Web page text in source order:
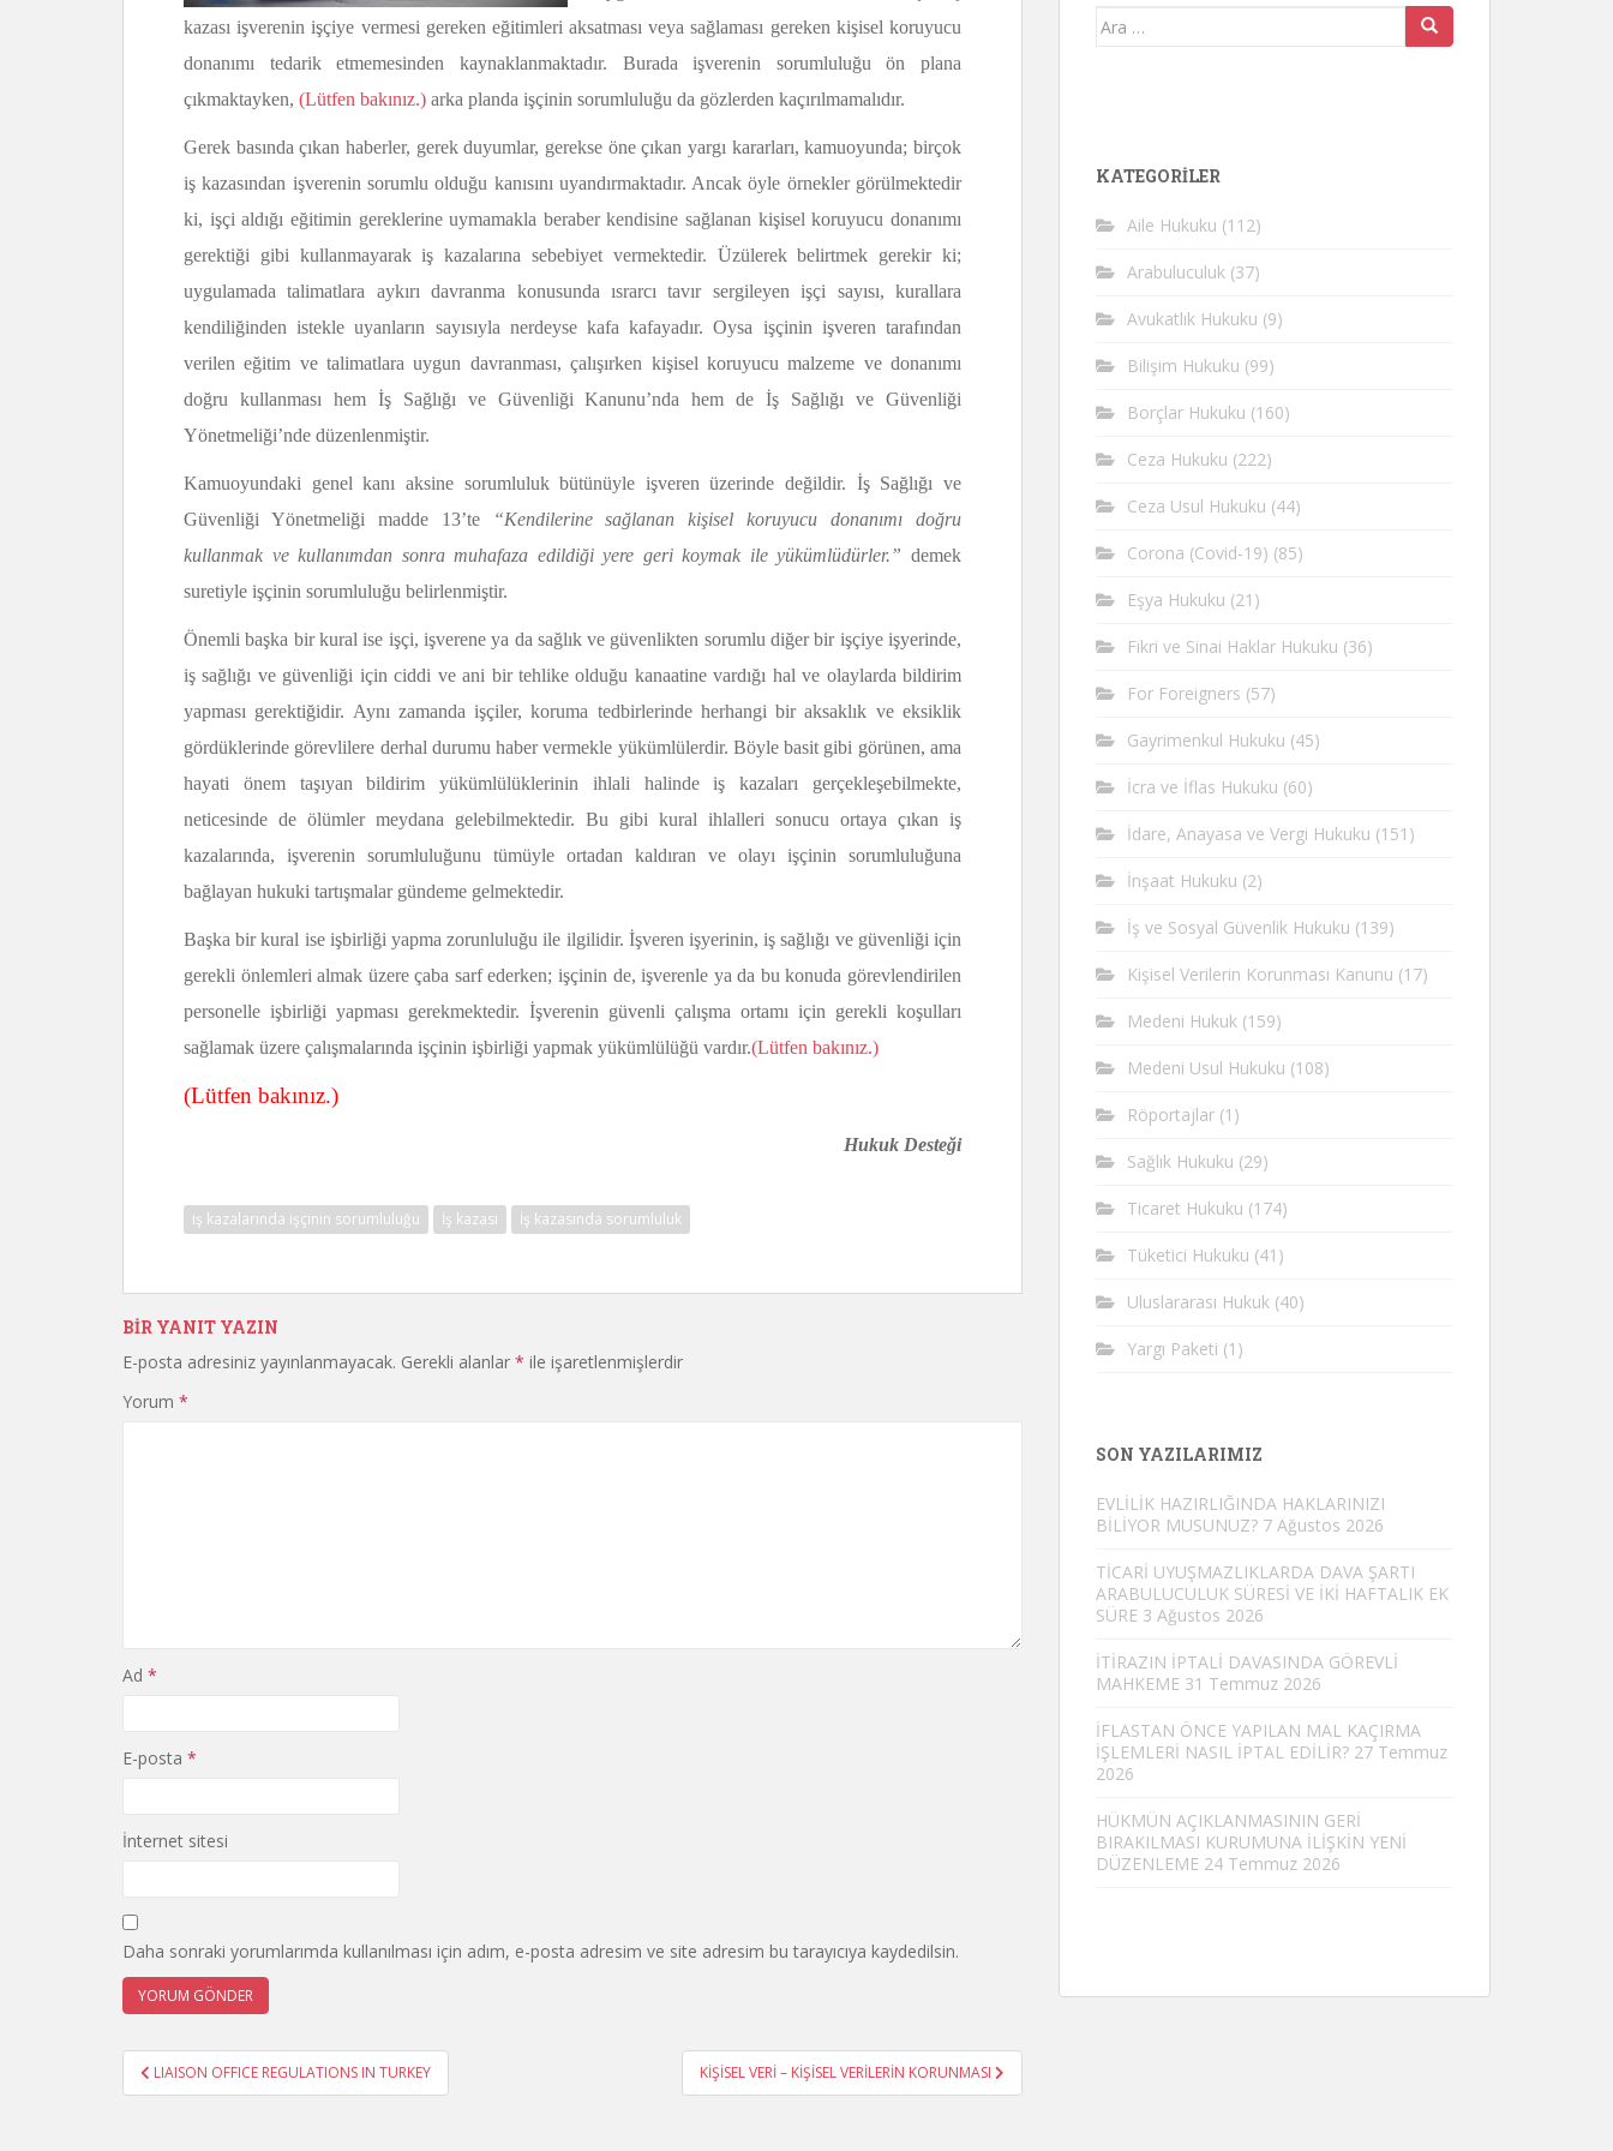
kazası işverenin işçiye vermesi gereken eğitimleri aksatması veya sağlaması gereken kişisel koruyucu
donanımı tedarik etmemesinden kaynaklanmaktadır. Burada işverenin sorumluluğu ön plana
çıkmaktayken, (Lütfen bakınız.) arka planda işçinin sorumluluğu da gözlerden kaçırılmamalıdır.
Gerek basında çıkan haberler, gerek duyumlar, gerekse öne çıkan yargı kararları, kamuoyunda; birçok
iş kazasından işverenin sorumlu olduğu kanısını uyandırmaktadır. Ancak öyle örnekler görülmektedir
ki, işçi aldığı eğitimin gereklerine uymamakla beraber kendisine sağlanan kişisel koruyucu donanımı
gerektiği gibi kullanmayarak iş kazalarına sebebiyet vermektedir. Üzülerek belirtmek gerekir ki;
uygulamada talimatlara aykırı davranma konusunda ısrarcı tavır sergileyen işçi sayısı, kurallara
kendiliğinden istekle uyanların sayısıyla nerdeyse kafa kafayadır. Oysa işçinin işveren tarafından
verilen eğitim ve talimatlara uygun davranması, çalışırken kişisel koruyucu malzeme ve donanımı
doğru kullanması hem İş Sağlığı ve Güvenliği Kanunu’nda hem de İş Sağlığı ve Güvenliği
Yönetmeliği’nde düzenlenmiştir.
Kamuoyundaki genel kanı aksine sorumluluk bütünüyle işveren üzerinde değildir. İş Sağlığı ve
Güvenliği Yönetmeliği madde 13’te
“Kendilerine sağlanan kişisel koruyucu donanımı doğru
kullanmak ve kullanımdan sonra muhafaza edildiği yere geri koymak ile yükümlüdürler.” demek
suretiyle işçinin sorumluluğu belirlenmiştir.
Önemli başka bir kural ise işçi, işverene ya da sağlık ve güvenlikten sorumlu diğer bir işçiye işyerinde,
iş sağlığı ve güvenliği için ciddi ve ani bir tehlike olduğu kanaatine vardığı hal ve olaylarda bildirim
yapması gerektiğidir. Aynı zamanda işçiler, koruma tedbirlerinde herhangi bir aksaklık ve eksiklik
gördüklerinde görevlilere derhal durumu haber vermekle yükümlülerdir. Böyle basit gibi görünen, ama
hayati önem taşıyan bildirim yükümlülüklerinin ihlali halinde iş kazaları gerçekleşebilmekte,
neticesinde de ölümler meydana gelebilmektedir. Bu gibi kural ihlalleri sonucu ortaya çıkan iş
kazalarında, işverenin sorumluluğunu tümüyle ortadan kaldıran ve olayı işçinin sorumluluğuna
bağlayan hukuki tartışmalar gündeme gelmektedir.
Başka bir kural ise işbirliği yapma zorunluluğu ile ilgilidir. İşveren işyerinin, iş sağlığı ve güvenliği için
gerekli önlemleri almak üzere çaba sarf ederken; işçinin de, işverenle ya da bu konuda görevlendirilen
personelle işbirliği yapması gerekmektedir. İşverenin güvenli çalışma ortamı için gerekli koşulları
sağlamak üzere çalışmalarında işçinin işbirliği yapmak yükümlülüğü vardır.(Lütfen bakınız.)
(Lütfen bakınız.)
Hukuk Desteği
iş kazalarında işçinin sorumluluğu İş kazası İş kazasında sorumluluk
BIR YANIT YAZIN
E-posta adresiniz yayınlanmayacak. Gerekli alanlar * ile işaretlenmişlerdir
Yorum *
Ad *
E-posta *
İnternet sitesi
Daha sonraki yorumlarımda kullanılması için adım, e-posta adresim ve site adresim bu tarayıcıya kaydedilsin.
Yazı
gezinmesi
LIAISON OFFICE REGULATIONS IN TURKEY KİŞİSEL VERİ – KİŞİSEL VERİLERİN KORUNMASI
Arama
KATEGORİLER
Aile Hukuku (112)
Arabuluculuk (37)
Avukatlık Hukuku (9)
Bilişim Hukuku (99)
Borçlar Hukuku (160)
Ceza Hukuku (222)
Ceza Usul Hukuku (44)
Corona (Covid-19) (85)
Eşya Hukuku (21)
Fikri ve Sinai Haklar Hukuku (36)
For Foreigners (57)
Gayrimenkul Hukuku (45)
İcra ve İflas Hukuku (60)
İdare, Anayasa ve Vergi Hukuku (151)
İnşaat Hukuku (2)
İş ve Sosyal Güvenlik Hukuku (139)
Kişisel Verilerin Korunması Kanunu (17)
Medeni Hukuk (159)
Medeni Usul Hukuku (108)
Röportajlar (1)
Sağlık Hukuku (29)
Ticaret Hukuku (174)
Tüketici Hukuku (41)
Uluslararası Hukuk (40)
Yargı Paketi (1)
SON YAZILARIMIZ
EVLİLİK HAZIRLIĞINDA HAKLARINIZI
BİLİYOR MUSUNUZ? 7 Ağustos 2026
TİCARİ UYUŞMAZLIKLARDA DAVA ŞARTI
ARABULUCULUK SÜRESİ VE İKİ HAFTALIK EK
SÜRE 3 Ağustos 2026
İTİRAZIN İPTALİ DAVASINDA GÖREVLİ
MAHKEME 31 Temmuz 2026
İFLASTAN ÖNCE YAPILAN MAL KAÇIRMA
İŞLEMLERİ NASIL İPTAL EDİLİR? 27 Temmuz
2026
HÜKMÜN AÇIKLANMASININ GERİ
BIRAKILMASI KURUMUNA İLİŞKİN YENİ
DÜZENLEME 24 Temmuz 2026